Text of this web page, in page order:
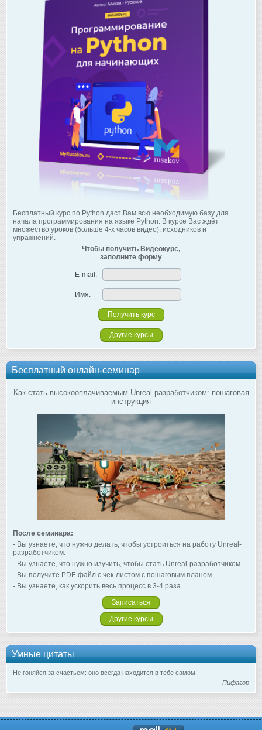
Бесплатный курс по Python даст Вам всю необходимую базу для
начала программирования на языке Python. В курсе Вас ждёт
множество уроков (больше 4-х часов видео), исходников и
упражнений.
Чтобы получить Видеокурс,
заполните форму
E-mail:
Имя:
Другие курсы
Бесплатный онлайн-семинар
Как стать высокооплачиваемым Unreal-разработчиком: пошаговая
инструкция
После семинара:
- Вы узнаете, что нужно делать, чтобы устроиться на работу Unreal-
разработчиком.
- Вы узнаете, что нужно изучить, чтобы стать Unreal-разработчиком.
- Вы получите PDF-файл с чек-листом с пошаговым планом.
- Вы узнаете, как ускорить весь процесс в 3-4 раза.
Записаться
Другие курсы
Умные цитаты
Не гоняйся за счастьем: оно всегда находится в тебе самом.
Пифагор